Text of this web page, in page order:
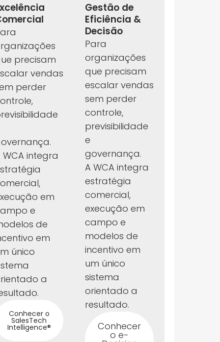
precisam
vendas
perder
WCA integra
em
e
de
em
único
a
Conhecer o
SalesTech
Intelligence®
Gestão de
Eficiência &
Decisão
Para
organizações
que precisam
escalar vendas
sem perder
controle,
previsibilidade
e
governança.
A WCA integra
estratégia
comercial,
execução em
campo e
modelos de
incentivo em
um único
sistema
orientado a
resultado.
Conhecer
o e-